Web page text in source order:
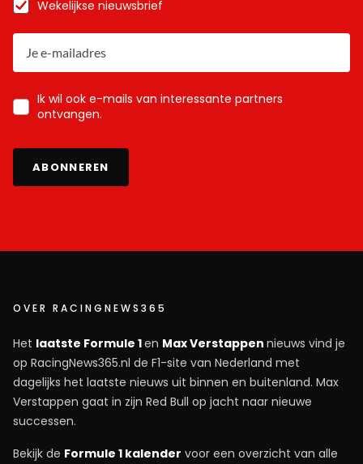
Wekelijkse nieuwsbrief
Ik wil ook e-mails van interessante partners
ontvangen.
ABONNEREN
OVER RACINGNEWS365
Het laatste Formule 1en Max Verstappen nieuws vind je
op RacingNews365.nl de F1-site van Nederland met
dagelijks het laatste nieuws uit binnen en buitenland. Max
Verstappen gaat in zijn Red Bull op jacht naar nieuwe
successen.
Bekijk de Formule 1 kalender voor een overzicht van alle